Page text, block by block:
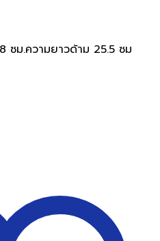
ซม.ความยาวด้าม 25.5 ซม